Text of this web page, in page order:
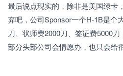
最后说点现实的，除非是美国绿卡
弃吧，公司Sponsor一个H-1B是个
刀、状师费2000刀、签证费5000
部分头部公司会情愿办，也只会给